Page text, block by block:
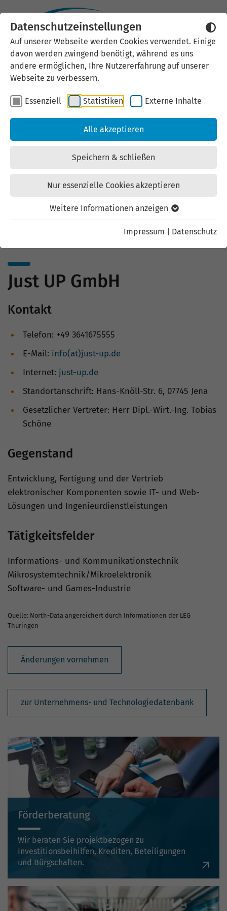
Datenschutzeinstellungen
Auf unserer Webseite werden Cookies verwendet. Einige
davon werden zwingend benötigt, während es uns
andere ermöglichen, Ihre Nutzererfahrung auf unserer
Webseite zu verbessern.
Essenziell Statistiken Externe Inhalte
Alle akzeptieren
Speichern & schließen
Nur essenzielle Cookies akzeptieren
Weitere Informationen anzeigen
Impressum Datenschutz
Externen Inhalt laden
Wir verwenden auf unserer
Website externe Inhalte, um Ihnen
zusätzliche Informationen
anzubieten. Einige externe Inhalte
(z.B. Google Maps, Youtube)
können persönliche Daten (z.B. IP-
Mit der Bestätigung erklären Sie
Just UP GmbH
Kontakt
Telefon: +49 3641675555
E-Mail: info(at)just-up.de
Internet: just-up.de
Standortanschrift: Hans-Knöll-Str. 6, 07745 Jena
Gesetzlicher Vertreter: Herr Dipl.-Wirt.-Ing. Tobias
Schöne
Gegenstand
Entwicklung, Fertigung und der Vertrieb
elektronischer Komponenten sowie IT- und Web-
Lösungen und Ingenieurdienstleistungen
Tätigkeitsfelder
Informations- und Kommunikationstechnik
Mikrosystemtechnik/Mikroelektronik
Software- und Games-Industrie
Quelle: North-Data angereichert durch Informationen der LEG
Thüringen
Änderungen vornehmen
zur Unternehmens- und Technologiedatenbank
Förderberatung
Wir beraten Sie projektbezogen zu
Investitionsbeihilfen, Krediten, Beteiligungen
und Bürgschaften.